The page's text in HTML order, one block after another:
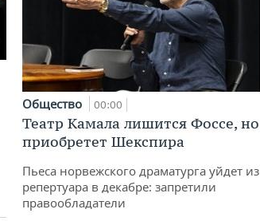
Общество 00:00
Театр Камала лишится Фоссе, но
приобретет Шекспира
Пьеса норвежского драматурга уйдет из
репертуара в декабре: запретили
правообладатели